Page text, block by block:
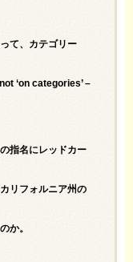
て、カテゴリー
‘on categories’ –
指名にレッドカー
リフォルニア州の
か。